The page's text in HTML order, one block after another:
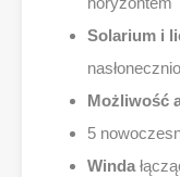
Solarium i
Możliwość
5
Winda